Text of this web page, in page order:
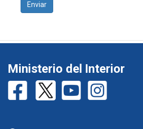
Enviar
Ministerio del Interior